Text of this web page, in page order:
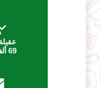
69 ألف متابع